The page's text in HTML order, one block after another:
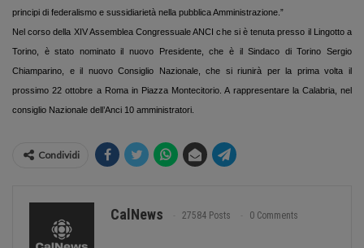
principi di federalismo e sussidiarietà nella pubblica Amministrazione.”
Nel corso della XIV Assemblea Congressuale ANCI che si è tenuta presso il Lingotto a
Torino, è stato nominato il nuovo Presidente, che è il Sindaco di Torino Sergio
Chiamparino, e il nuovo Consiglio Nazionale, che si riunirà per la prima volta il
prossimo 22 ottobre a Roma in Piazza Montecitorio. A rappresentare la Calabria, nel
consiglio Nazionale dell’Anci 10 amministratori.
Condividi
CalNews 27584 Posts 0 Comments